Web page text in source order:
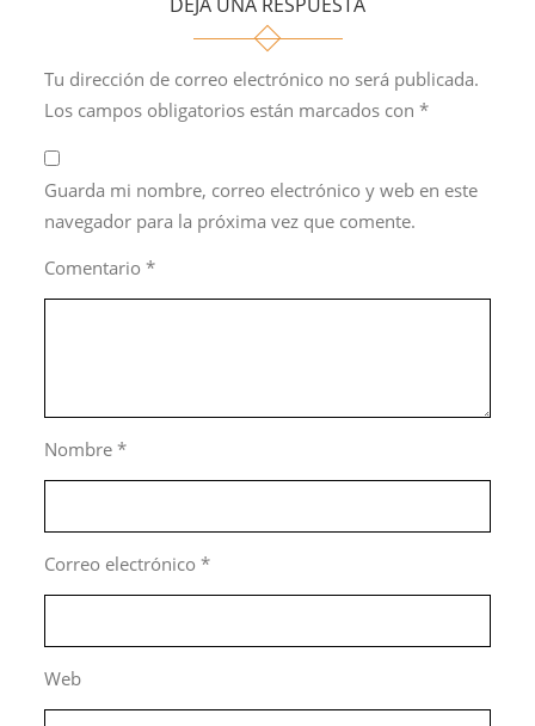
Tu dirección de correo electrónico no será publicada.
Los campos obligatorios están marcados con*
Guarda mi nombre, correo electrónico y web en este
navegador para la próxima vez que comente.
Comentario*
Nombre*
Correo electrónico*
Web